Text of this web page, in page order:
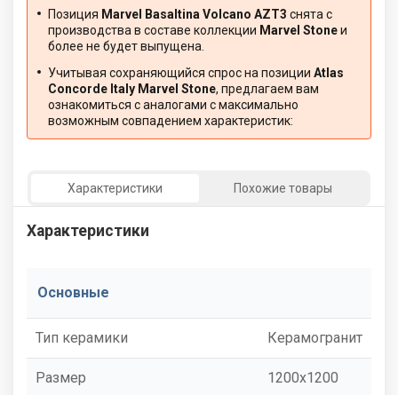
Позиция Marvel Basaltina Volcano AZT3 снята с
производства в составе коллекции Marvel Stoneи
более не будет выпущена.
Учитывая сохраняющийся спрос на позиции Atlas
Concorde Italy Marvel Stone, предлагаем вам
ознакомиться с аналогами с максимально
возможным совпадением характеристик:
Характеристики Похожие товары
Характеристики
Основные
Тип керамики Керамогранит
Размер 1200x1200